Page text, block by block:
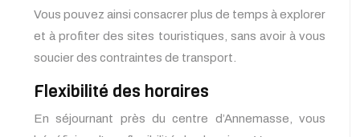
Vous pouvez ainsi consacrer plus de temps à explorer
et à profiter des sites touristiques, sans avoir à vous
soucier des contraintes de transport.
Flexibilité des horaires
En séjournant près du centre d’Annemasse, vous